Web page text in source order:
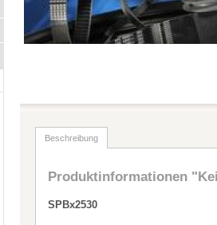
Beschreibung
Produktinformationen
SPBx2530